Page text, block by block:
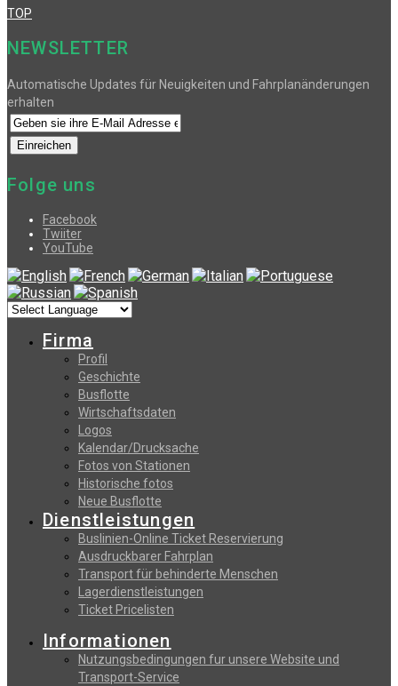
TOP
NEWSLETTER
Automatische Updates für Neuigkeiten und Fahrplanänderungen
erhalten
Folge uns
Facebook
Twiiter
YouTube
Firma
Profil
Geschichte
Busflotte
Wirtschaftsdaten
Logos
Kalendar/Drucksache
Fotos von Stationen
Historische fotos
Neue Busflotte
Dienstleistungen
Buslinien-Online Ticket Reservierung
Αusdruckbarer Fahrplan
Transport für behinderte Menschen
Lagerdienstleistungen
Ticket Pricelisten
Informationen
Nutzungsbedingungen fur unsere Website und
Transport-Service